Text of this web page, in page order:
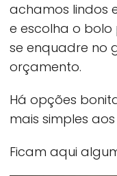
achamos lindos
e escolha o
se enquadre no
orçamento.
Há opções
mais simples
Ficam aqui